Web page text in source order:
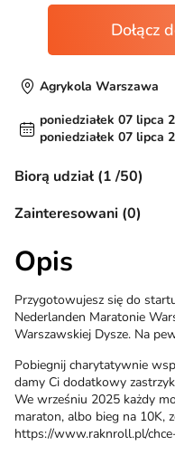
Dołącz
Agrykola Warszawa
poniedziałek 07 lipca
poniedziałek 07 lipca
Biorą udział (1 /50)
Zainteresowani (0)
Opis
Przygotowujesz się do
Nederlanden Maratonie
Warszawskiej Dysze. Na
Pobiegnij charytatywnie
damy Ci dodatkowy
We wrześniu 2025 każdy
maraton, albo bieg na 10K,
https://www.raknroll.pl/